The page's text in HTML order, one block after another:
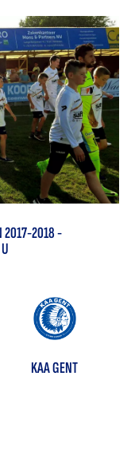
2017-2018-
KAA GENT